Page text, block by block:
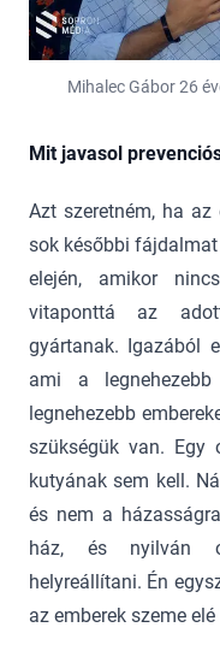
Mihalec Gábor 26
Mit javasol
Azt szeretném, ha az
sok későbbi
elején, amikor
vitaponttá az
gyártanak. Igazából
ami a
legnehezebb
szükségük van. Egy
kutyának sem kell.
és nem a
ház, és nyilván
helyreállítani. Én
az emberek szeme